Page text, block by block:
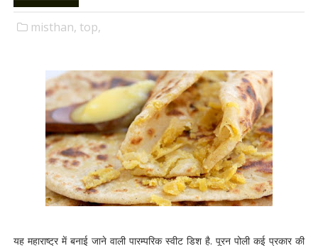
misthan, top,
यह महाराष्ट्र में बनाई जाने वाली पारम्परिक स्वीट डिश है. पूरन पोली कई प्रकार की